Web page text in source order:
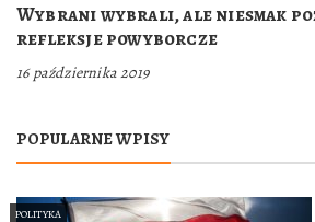
Wybrani wybrali, ale niesmak
refleksje powyborcze
16 października 2019
POPULARNE WPISY
POLITYKA